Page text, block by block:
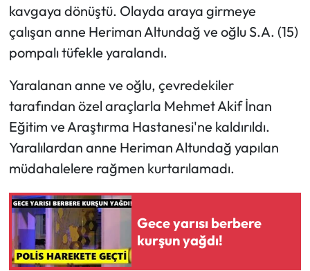
kavgaya dönüştü. Olayda araya girmeye
çalışan anne Heriman Altundağ ve oğlu S.A. (15)
pompalı tüfekle yaralandı.
Yaralanan anne ve oğlu, çevredekiler
tarafından özel araçlarla Mehmet Akif İnan
Eğitim ve Araştırma Hastanesi'ne kaldırıldı.
Yaralılardan anne Heriman Altundağ yapılan
müdahalelere rağmen kurtarılamadı.
Gece yarısı berbere
kurşun yağdı!